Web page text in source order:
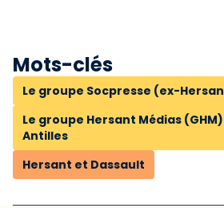
Mots-clés
Le groupe Socpresse (ex-
Le groupe Hersant Médias
Antilles
Hersant et Dassault